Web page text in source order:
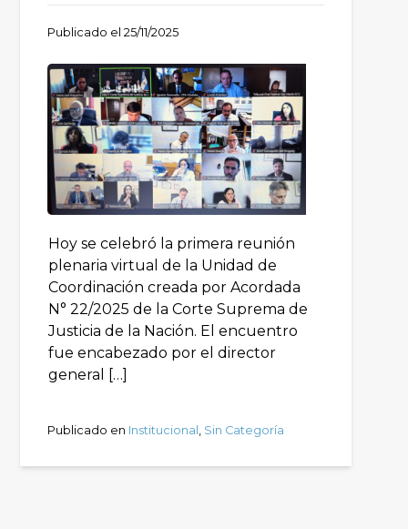
Publicado el25/11/2025
Hoy se celebró la primera reunión
plenaria virtual de la Unidad de
Coordinación creada por Acordada
N° 22/2025 de la Corte Suprema de
Justicia de la Nación. El encuentro
fue encabezado por el director
general […]
Publicado en Institucional , Sin Categoría